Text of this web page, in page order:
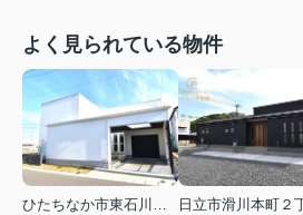
よく見られている物件
日立市滑川本町２